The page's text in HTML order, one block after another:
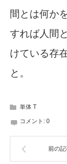
間とは何か
すれば人間
けている存
と。
単体 T
コメント: 0
前の